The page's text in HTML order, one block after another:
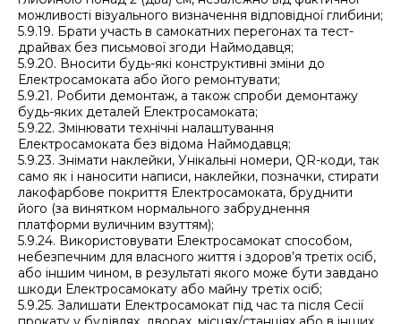
можливості візуального визначення відповідної глибини;
5.9.19. Брати участь в самокатних перегонах та тест-
драйвах без письмової згоди Наймодавця;
5.9.20. Вносити будь-які конструктивні зміни до
Електросамоката або його ремонтувати;
5.9.21. Робити демонтаж, а також спроби демонтажу
будь-яких деталей Електросамоката;
5.9.22. Змінювати технічні налаштування
Електросамоката без відома Наймодавця;
5.9.23. Знімати наклейки, Унікальні номери, QR-коди, так
само як і наносити написи, наклейки, позначки, стирати
лакофарбове покриття Електросамоката, бруднити
його (за винятком нормального забруднення
платформи вуличним взуттям);
5.9.24. Використовувати Електросамокат способом,
небезпечним для власного життя і здоров’я третіх осіб,
або іншим чином, в результаті якого може бути завдано
шкоди Електросамокату або майну третіх осіб;
5.9.25. Залишати Електросамокат під час та після Сесії